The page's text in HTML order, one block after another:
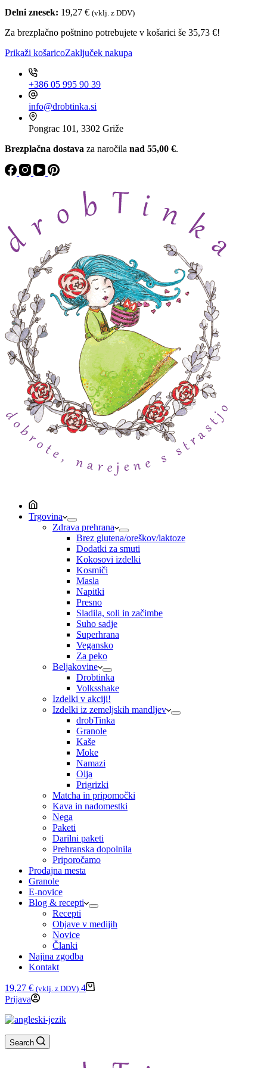
g
mus,
300
količina
Delni znesek: 19,27 € (vklj. z DDV)
Za brezplačno poštnino potrebujete v košarici še 35,73 €!
Prikaži košaricoZaključek nakupa
+386 05 995 90 39
info@drobtinka.si
Pongrac 101, 3302 Griže
Brezplačna dostava za naročila nad 55,00 €.
Trgovina
Zdrava prehrana
Brez glutena/oreškov/laktoze
Dodatki za smuti
Kokosovi izdelki
Kosmiči
Masla
Napitki
Presno
Sladila, soli in začimbe
Suho sadje
Superhrana
Vegansko
Za peko
Beljakovine
Drobtinka
Volksshake
Izdelki v akciji!
Izdelki iz zemeljskih mandljev
drobTinka
Granole
Kaše
Moke
Namazi
Olja
Prigrizki
Matcha in pripomočki
Kava in nadomestki
Nega
Paketi
Darilni paketi
Prehranska dopolnila
Priporočamo
Prodajna mesta
Granole
E-novice
Blog & recepti
Recepti
Objave v medijih
Novice
Članki
Najina zgodba
Kontakt
Shopping
cart
19,27 € (vklj. z DDV) 4
Prijava
Search